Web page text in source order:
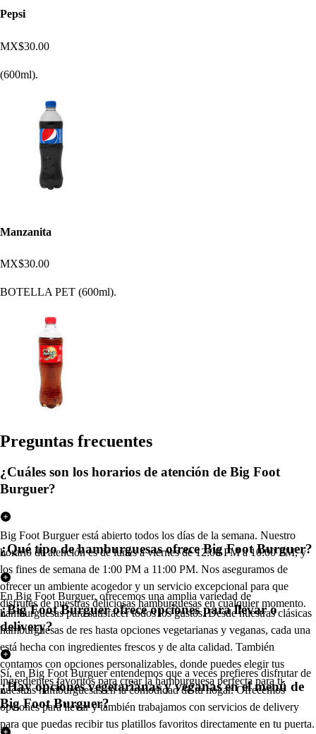
Pepsi
MX$30.00
(600ml).
Manzanita
MX$30.00
BOTELLA PET (600ml).
Preguntas frecuentes
¿Cuáles son los horarios de atención de Big Foot
Burguer?
Big Foot Burguer está abierto todos los días de la semana. Nuestro
horario de atención es de lunes a viernes de 12:00 PM a 10:00 PM, y
los fines de semana de 1:00 PM a 11:00 PM. Nos aseguramos de
ofrecer un ambiente acogedor y un servicio excepcional para que
disfrutes de nuestras deliciosas hamburguesas en cualquier momento.
¿Qué tipo de hamburguesas ofrece Big Foot Burguer?
En Big Foot Burguer, ofrecemos una amplia variedad de
hamburguesas para satisfacer todos los gustos. Desde nuestras clásicas
hamburguesas de res hasta opciones vegetarianas y veganas, cada una
está hecha con ingredientes frescos y de alta calidad. También
contamos con opciones personalizables, donde puedes elegir tus
ingredientes favoritos para crear la hamburguesa perfecta para ti.
¿Big Foot Burguer ofrece opciones para llevar o
delivery?
Sí, en Big Foot Burguer entendemos que a veces prefieres disfrutar de
nuestras hamburguesas en la comodidad de tu hogar. Ofrecemos
opciones para llevar y también trabajamos con servicios de delivery
para que puedas recibir tus platillos favoritos directamente en tu puerta.
¿Hay opciones vegetarianas y veganas en el menú de
Big Foot Burguer?